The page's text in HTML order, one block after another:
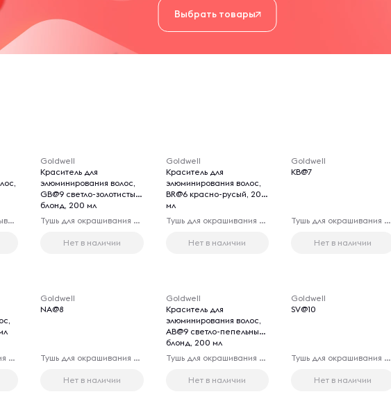
Выбрать товары
Кондиционеры несмываемые для волос
Goldwell
Краситель для
элюминирования волос,
GB@9 светло-золотистый
блонд, 200 мл
Тушь для окрашивания волос
Нет в наличии
Goldwell
Краситель для
элюминирования волос,
BR@6 красно-русый, 200
мл
Тушь для окрашивания волос
Нет в наличии
Goldwell
KB@7
Тушь для окрашивания волос
Нет в наличии
Тушь для окрашивания волос
Goldwell
NA@8
Тушь для окрашивания волос
Нет в наличии
Goldwell
Краситель для
элюминирования волос,
AB@9 светло-пепельный
блонд, 200 мл
Тушь для окрашивания волос
Нет в наличии
Goldwell
SV@10
Тушь для окрашивания волос
Нет в наличии